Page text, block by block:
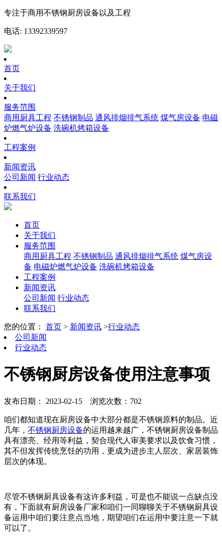
专注于商用不锈钢厨房设备以及工程
电话: 13392339597
首页
关于我们
服务范围
商用厨具工程 不锈钢制品 通风排烟排气系统 煤气房设备 电磁
炉燃气炉设备 洗碗机烤箱设备
工程案例
新闻资讯
公司新闻 行业动态
联系我们
首页
关于我们
服务范围
商用厨具工程 不锈钢制品 通风排烟排气系统 煤气房设
备 电磁炉燃气炉设备 洗碗机烤箱设备
工程案例
新闻资讯
公司新闻 行业动态
联系我们
您的位置： 首页 > 新闻资讯 >行业动态
公司新闻
行业动态
不锈钢厨房设备使用注意事项
发布日期： 2023-02-15 浏览次数：702
咱们都知道现在厨房设备中大部分都是不锈钢原料的制品。近
几年， 不锈钢厨房设备的运用越来越广，不锈钢厨房设备制品
具有漂亮、经用等利益，契合现代人审美要求以及饮食习惯，
其不但发挥传统烹饪的功用，更成为进步主人层次、家居装饰
层次的体现。
尽管不锈钢厨具设备有这许多利益，可是也不能说一点缺点没
有，下面就有厨房设备厂家和咱们一同聊聊关于不锈钢厨具设
备运用中咱们要注意点当地，期望咱们在运用中要注意一下就
可以了。